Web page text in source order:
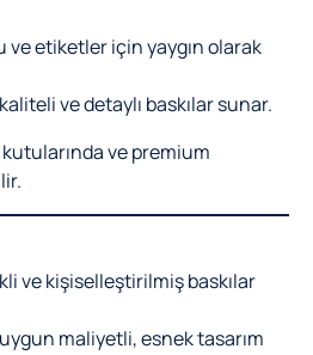
ve etiketler için yaygın olarak
ve detaylı baskılar sunar.
ve premium
ve kişiselleştirilmiş baskılar
uygun maliyetli, esnek tasarım